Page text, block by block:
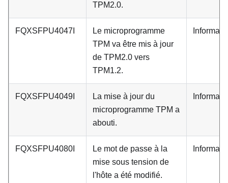
TPM2.0.
FQXSFPU4047I
Le microprogramme
TPM va être mis à jour
de TPM2.0 vers
TPM1.2.
FQXSFPU4049I
La mise à jour du
microprogramme TPM a
abouti.
FQXSFPU4080I
Le mot de passe à la
mise sous tension de
l'hôte a été modifié.